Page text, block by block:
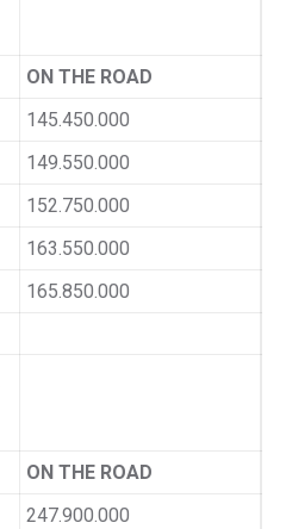
ON THE ROAD
145.450.000
149.550.000
152.750.000
163.550.000
165.850.000
ON THE ROAD
247.900.000